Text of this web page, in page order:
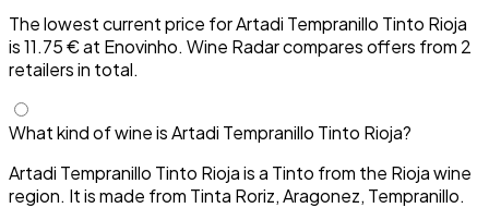
The lowest current price for Artadi Tempranillo Tinto Rioja
is 11.75 € at Enovinho. Wine Radar compares offers from 2
retailers in total.
What kind of wine is Artadi Tempranillo Tinto Rioja?
Artadi Tempranillo Tinto Rioja is a Tinto from the Rioja wine
region. It is made from Tinta Roriz, Aragonez, Tempranillo.